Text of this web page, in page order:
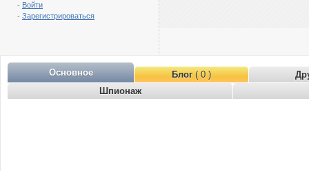
- Войти
- Зарегистрироваться
Основное Блог( 0 )
Шпионаж